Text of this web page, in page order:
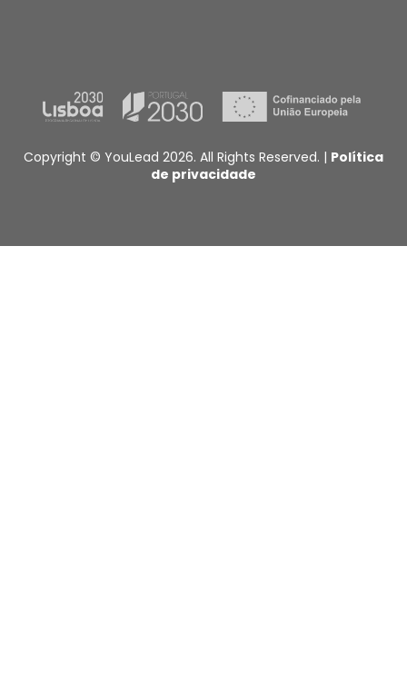
Copyright © YouLead 2026. All Rights Reserved. | Política
de privacidade